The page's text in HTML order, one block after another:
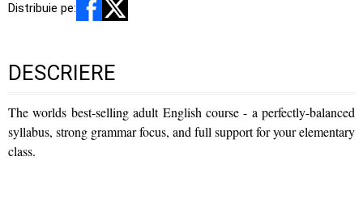
Distribuie pe:
DESCRIERE
The worlds best-selling adult English course - a perfectly-balanced
syllabus, strong grammar focus, and full support for your elementary
class.